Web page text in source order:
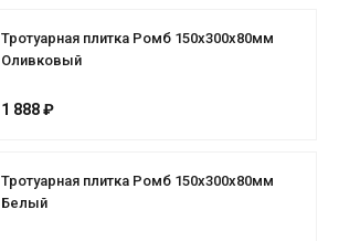
Тротуарная плитка Ромб 150х300х80мм
Оливковый
1 888 ₽
Тротуарная плитка Ромб 150х300х80мм
Белый